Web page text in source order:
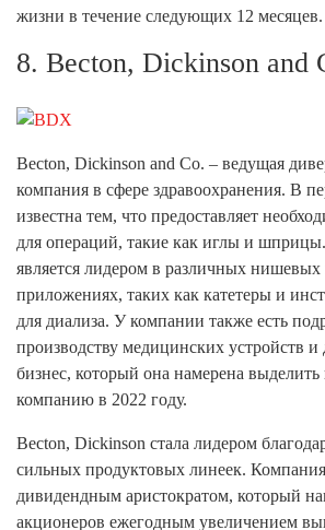
жизни в течение следующих 12 месяцев.
8. Becton, Dickinson and
Becton, Dickinson and Co. – ведущая
компания в сфере здравоохранения. В
известна тем, что предоставляет
для операций, такие как иглы и
является лидером в различных
приложениях, таких как катетеры и
для диализа. У компании также есть
производству медицинских устройств и
бизнес, который она намерена
компанию в 2022 году.
Becton, Dickinson стала лидером
сильных продуктовых линеек. Компания
дивидендным аристократом, который
акционеров ежегодным увеличением